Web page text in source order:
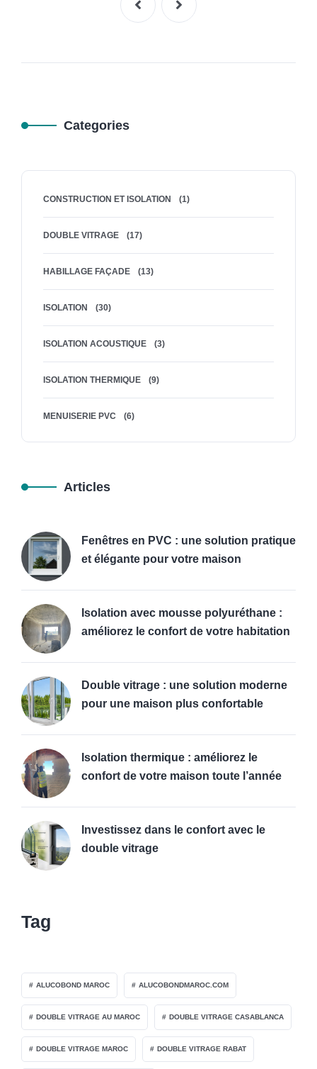
Categories
CONSTRUCTION ET ISOLATION (1)
DOUBLE VITRAGE (17)
HABILLAGE FAÇADE (13)
ISOLATION (30)
ISOLATION ACOUSTIQUE (3)
ISOLATION THERMIQUE (9)
MENUISERIE PVC (6)
Articles
Fenêtres en PVC : une solution pratique
et élégante pour votre maison
Isolation avec mousse polyuréthane :
améliorez le confort de votre habitation
Double vitrage : une solution moderne
pour une maison plus confortable
Isolation thermique : améliorez le
confort de votre maison toute l’année
Investissez dans le confort avec le
double vitrage
Tag
ALUCOBOND MAROC ALUCOBONDMAROC.COM
DOUBLE VITRAGE AU MAROC DOUBLE VITRAGE CASABLANCA
DOUBLE VITRAGE MAROC DOUBLE VITRAGE RABAT